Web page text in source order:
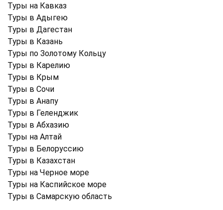
Туры на Кавказ
Туры в Адыгею
Туры в Дагестан
Туры в Казань
Туры по Золотому Кольцу
Туры в Карелию
Туры в Крым
Туры в Cочи
Туры в Анапу
Туры в Геленджик
Туры в Абхазию
Туры на Алтай
Туры в Белоруссию
Туры в Казахстан
Туры на Черное море
Туры на Каспийское море
Туры в Самарскую область